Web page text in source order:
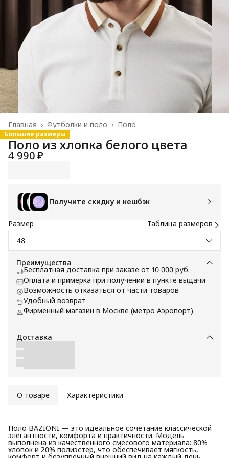
Поло
Футболки и поло ›
Главная ›
Большие размеры
Поло из хлопка белого цвета
4 990 ₽
Получите скидку и кешбэк
Размер
Таблица размеров
48
Преимущества
Бесплатная доставка при заказе от 10 000 руб.
Оплата и примерка при получении в пункте выдачи
Возможность отказаться от части товаров
Удобный возврат
Фирменный магазин в Москве (метро Аэропорт)
Доставка
О товаре Характеристики
Поло BAZIONI — это идеальное сочетание классической
элегантности, комфорта и практичности. Модель
выполнена из качественного смесового материала: 80%
хлопок и 20% полиэстер, что обеспечивает мягкость,